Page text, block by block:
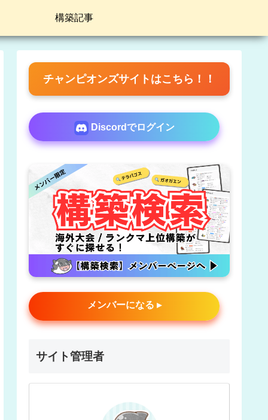
構築記事
チャンピオンズサイトはこちら！！
Discordでログイン
メンバーになる ▸
サイト管理者